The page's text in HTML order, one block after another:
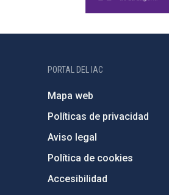
PORTAL DEL IAC
Mapa web
Políticas de privacidad
Aviso legal
Política de cookies
Accesibilidad